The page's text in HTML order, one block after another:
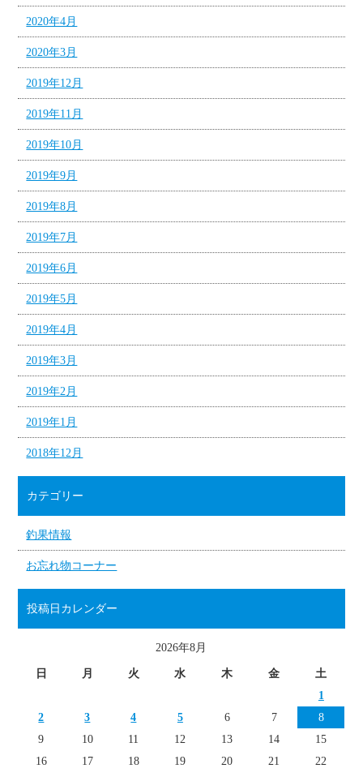
2020年4月
2020年3月
2019年12月
2019年11月
2019年10月
2019年9月
2019年8月
2019年7月
2019年6月
2019年5月
2019年4月
2019年3月
2019年2月
2019年1月
2018年12月
カテゴリー
釣果情報
お忘れ物コーナー
投稿日カレンダー
2026年8月
日 月 火 水 木 金
土
1
2
3 4 5 6 7
8
9
10 11 12 13 14
15
16
17 18 19 20 21
22